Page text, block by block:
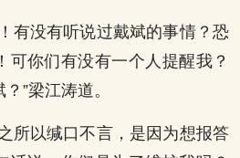
有没有听说过戴斌的事情？恐
可你们有没有一个人提醒我？
”梁江涛道。
所以缄口不言，是因为想报答